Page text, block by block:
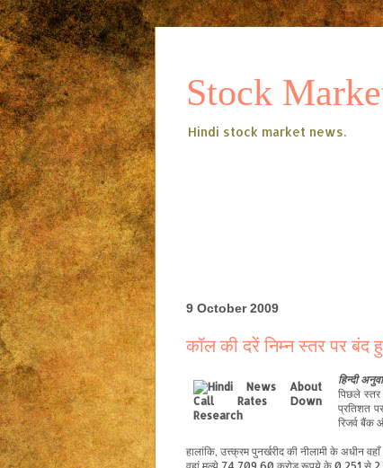
Stock
Hindi stock market news.
9 October 2009
कॉल की दरें निम्न स्तर पर बंद
हिन्दी
पिछले स्तर
प्रतिशत
रिजर्व बैंक
हालांकि, उत्त्क्रम पुनर्खरीद की नीलामी के अधीनवहाँ